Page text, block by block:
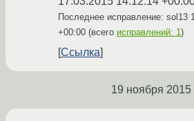
Последнее исправление: sol13
+00:00 (всего исправлений: 1)
Ссылка
19 ноября 2015